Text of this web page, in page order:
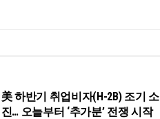
美 하반기 취업비자(H-2B) 조기 소
진… 오늘부터 ‘추가분’ 전쟁 시작